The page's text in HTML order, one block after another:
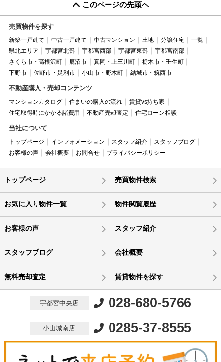
このページの先頭へ
売買物件を探す
新築一戸建て 中古一戸建て 中古マンション 土地 分譲住宅
一覧
県北エリア
宇都宮北部 宇都宮西部 宇都宮東部
宇都宮南部
さくら市・高根沢町
鹿沼市 真岡・上三川町
栃木市・壬生町
下野市
佐野市・足利市 小山市・野木町 結城市・筑西市
不動産購入・売却コンテンツ
マンションカタログ 住まいの購入の流れ
賃貸vs持ち家
住宅取得時にかかる諸費用
不動産売却査定 住宅ローン相談
当社について
トップページ インフォメーション スタッフ紹介
スタッフブログ
お客様の声
会社概要 お問合せ プライバシーポリシー
トップページ 売買物件検索
お気に入り物件一覧 物件閲覧履歴
お客様の声 スタッフ紹介
スタッフブログ 会社概要
無料売却査定 賃貸物件を探す
宇都宮中央店 028-680-5766
小山城南店 0285-37-8555